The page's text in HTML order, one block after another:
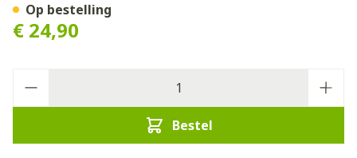
€ 24,90
Bestel
Op bestelling